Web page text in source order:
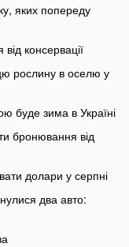
яких попереду
консервації
рослину в оселю у
буде зима в Україні
бронювання від
долари у серпні
два авто: